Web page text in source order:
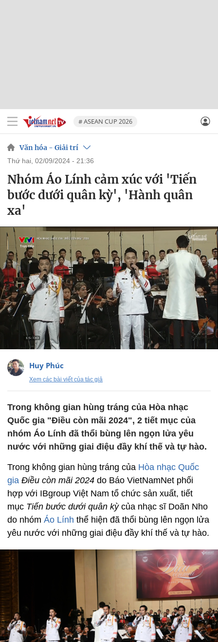
# ASEAN CUP 2026
Văn hóa - Giải trí
thứ hai, 02/09/2024 - 21:36
Nhóm Áo Lính cảm xúc với 'Tiến
bước dưới quân kỳ', 'Hành quân
xa'
Huy Phúc
Xem các bài viết của tác giả
Trong không gian hùng tráng của Hòa nhạc
Quốc gia "Điều còn mãi 2024", 2 tiết mục của
nhóm Áo Lính đã thổi bùng lên ngọn lửa yêu
nước với những giai điệu đầy khí thế và tự hào.
Trong không gian hùng tráng của Hòa nhạc Quốc
gia Điều còn mãi 2024 do Báo VietNamNet phối
hợp với IBgroup Việt Nam tổ chức sản xuất, tiết
mục Tiến bước dưới quân kỳcủa nhạc sĩ Doãn Nho
do nhóm Áo Lính thể hiện đã thổi bùng lên ngọn lửa
yêu nước với những giai điệu đầy khí thế và tự hào.